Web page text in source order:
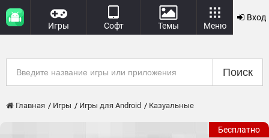
Игры Софт Темы Меню
Вход
Поиск
Главная Игры Игры для Android Казуальные
Бесплатно